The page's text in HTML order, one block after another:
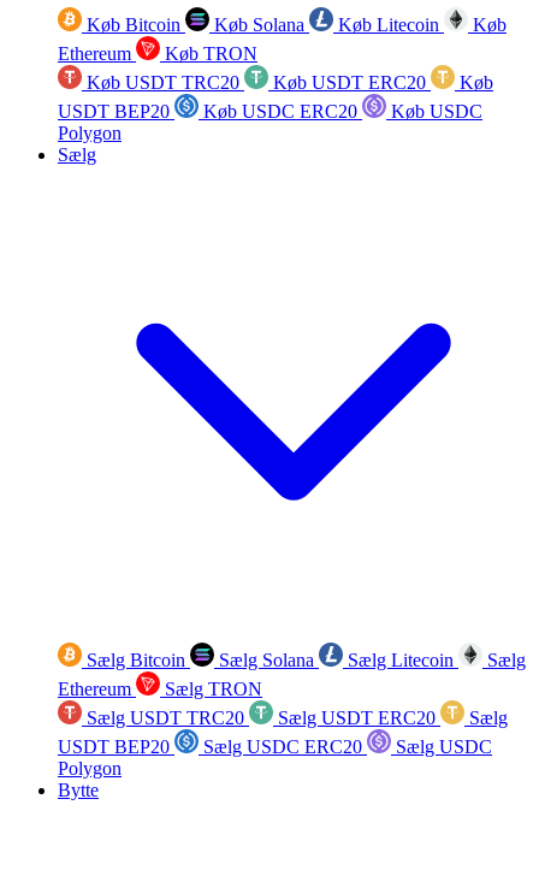
Køb Bitcoin Køb Solana Køb Litecoin
Køb
Ethereum
Køb TRON
Køb USDT TRC20
Køb USDT ERC20
Køb
USDT BEP20
Køb USDC ERC20
Køb USDC
Polygon
Sælg
Sælg Bitcoin Sælg Solana Sælg Litecoin
Sælg
Ethereum
Sælg TRON
Sælg USDT TRC20
Sælg USDT ERC20
Sælg
USDT BEP20
Sælg USDC ERC20
Sælg USDC
Polygon
Bytte